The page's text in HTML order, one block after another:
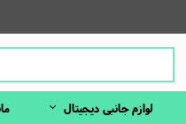
لوازم جانبی دیجیتال